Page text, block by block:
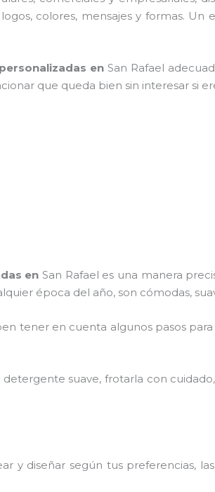
colores, mensajes y formas. Un
enSan Rafael
que queda bien sin interesar si
en San Rafael es una manera
época del año, son cómodas,
tener en cuenta algunos pasos
suave, frotarla con
y diseñar según tus preferencias, las